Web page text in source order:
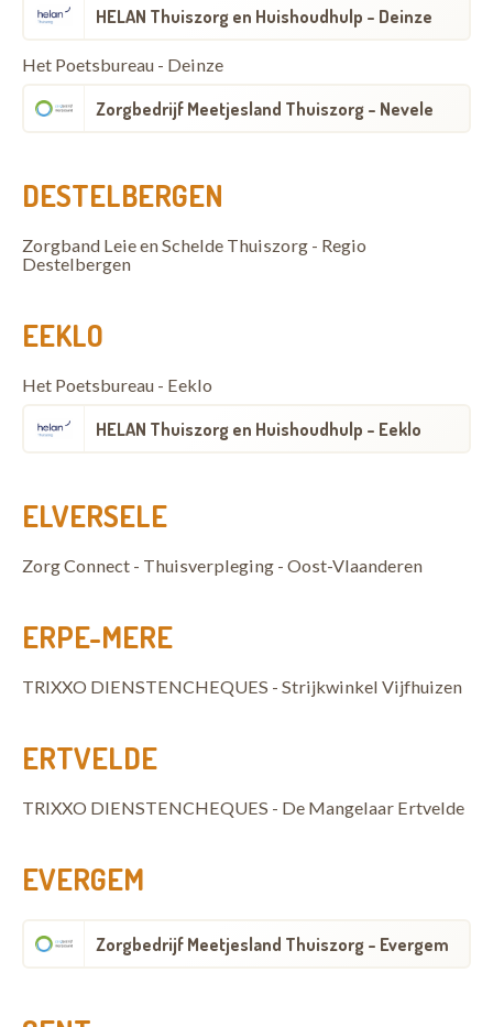
HELAN Thuiszorg en Huishoudhulp - Deinze
Het Poetsbureau - Deinze
Zorgbedrijf Meetjesland Thuiszorg - Nevele
DESTELBERGEN
Zorgband Leie en Schelde Thuiszorg - Regio
Destelbergen
EEKLO
Het Poetsbureau - Eeklo
HELAN Thuiszorg en Huishoudhulp - Eeklo
ELVERSELE
Zorg Connect - Thuisverpleging - Oost-Vlaanderen
ERPE-MERE
TRIXXO DIENSTENCHEQUES - Strijkwinkel Vijfhuizen
ERTVELDE
TRIXXO DIENSTENCHEQUES - De Mangelaar Ertvelde
EVERGEM
Zorgbedrijf Meetjesland Thuiszorg - Evergem